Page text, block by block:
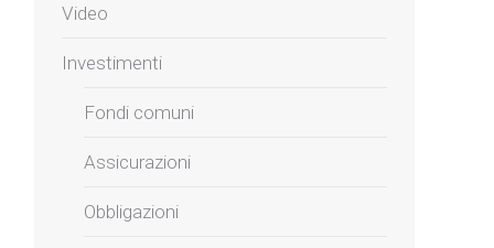
Video
Investimenti
Fondi comuni
Assicurazioni
Obbligazioni